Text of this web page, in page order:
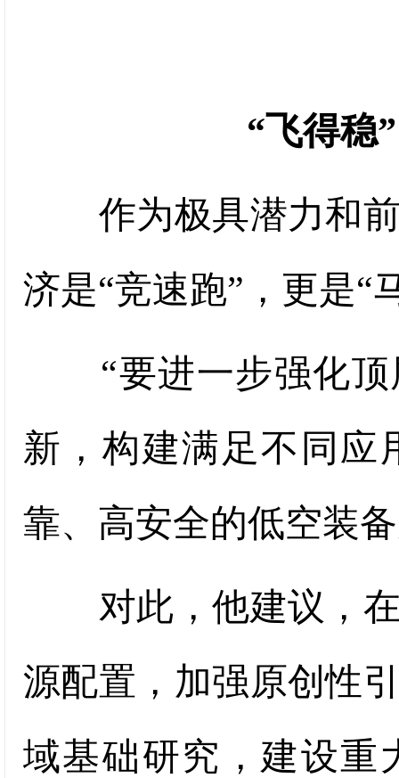
“飞得稳
作为极具潜力和前
济是“竞速跑”，更是“
“要进一步强化顶
新，构建满足不同应
靠、高安全的低空装
对此，他建议，在
源配置，加强原创性
域基础研究，建设重